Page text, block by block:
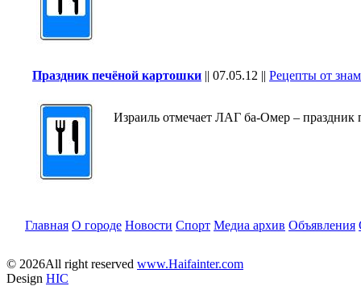
Праздник печёной картошки || 07.05.12 || Рецепты от
Израиль отмечает ЛАГ ба-Омер – праздник
Главная О городе Новости Спорт Медиа архив Объявления
© 2026All right reserved www.Haifainter.com
Design HIC